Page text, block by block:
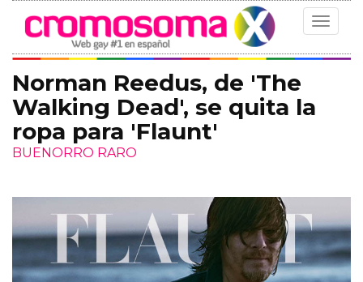
Toggle
Norman Reedus, de 'The
Walking Dead', se quita la
ropa para 'Flaunt'
BUENORRO RARO